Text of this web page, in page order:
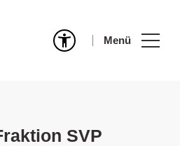
Menü
SVP